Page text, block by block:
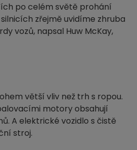
po celém světě prohání
zřejmě uvidíme zhruba
vozů, napsal Huw McKay,
větší vliv než trh s ropou.
motory obsahují
A elektrické vozidlo s čistě
stroj.